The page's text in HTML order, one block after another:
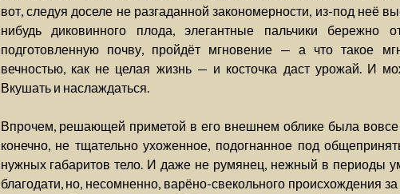
вот, следуя доселе не разгаданной закономерности, из-под неё
нибудь диковинного плода, элегантные пальчики бережно
подготовленную почву, пройдёт мгновение — а что такое
вечностью, как не целая жизнь — и косточка даст урожай. И
Вкушать и наслаждаться.
Впрочем, решающей приметой в его внешнем облике была вовсе
конечно, не тщательно ухоженное, подогнанное под
нужных габаритов тело. И даже не румянец, нежный в периоды
благодати, но, несомненно, варёно-свекольного происхождения за